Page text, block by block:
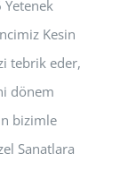
Yetenek
Kesin
tebrik eder,
dönem
bizimle
Sanatlara